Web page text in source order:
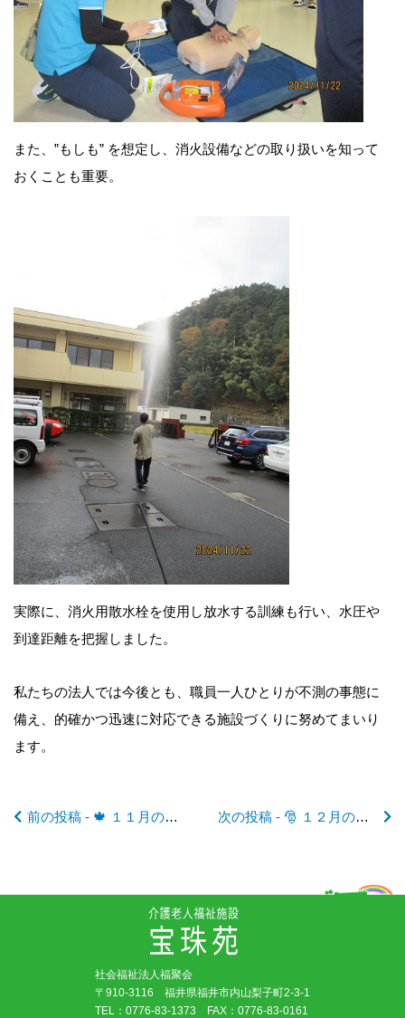
また、”もしも” を想定し、消火設備などの取り扱いを知って
おくことも重要。
実際に、消火用散水栓を使用し放水する訓練も行い、水圧や
到達距離を把握しました。
私たちの法人では今後とも、職員一人ひとりが不測の事態に
備え、的確かつ迅速に対応できる施設づくりに努めてまいり
ます。
前
後
記
へ
前の投稿 - 🍁 １１月の行事予定 🍁 次の投稿 - 🎅 １２月の行事予定 🎅
社会福祉法人福聚会
〒910-3116 福井県福井市内山梨子町2-3-1
TEL： 0776-83-1373 FAX：0776-83-0161